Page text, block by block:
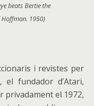
beats Bertie the
Hoffman. 1950)
i revistes per
el fundador d’Atari,
privadament el 1972,